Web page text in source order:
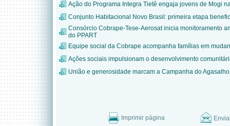
Ação do Programa Integra Tietê engaja jovens de Mogi
Conjunto Habitacional Novo Brasil: primeira etapa
Consórcio Cobrape-Tese-Aerosat inicia monitoramento
do PPART
Equipe social da Cobrape acompanha famílias em
Ações sociais impulsionam o desenvolvimento
União e generosidade marcam a Campanha do
Imprimir página